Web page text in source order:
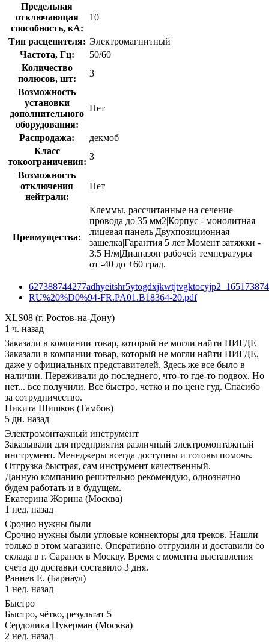
Предельная
отключающая
способность, кA:
10
Тип расцепителя: Электромагнитный
Частота, Гц:
50/60
Количество
полюсов, шт:
3
Возможность
установки
дополнительного
оборудования:
Нет
Распродажа:
декмоб
Класс
токоограничения:
3
Возможность
отключения
нейтрали:
Нет
Преимущества:
Клеммы, рассчитанные на сечение
провода до 35 мм2|Корпус - монолитная
лицевая панель|Двухпозиционная
защелка|Гарантия 5 лет|Момент затяжки -
3.5 Н/м|Диапазон рабочей температуры
от -40 до +60 град.
RU%20%D0%94-FR.PA01.B18364-20.pdf
XLS08 (г. Ростов-на-Дону)
1 ч. назад
Заказали в компании товар, который не могли найти НИГДЕ
Заказали в компании товар, который не могли найти НИГДЕ,
даже у официальных представителей. Здесь же все было в
наличии. Переживали до последнего, что-то где-то подвох. Но
нет... все получили. Все быстро, четко и по цене гуд. Спасибо
за сотрудничество.
Никита Шишков (Тамбов)
5 дн. назад
Электромонтажный инструмент
Заказывали для предприятия различный электромонтажный
инструмент. Менеджеры всегда доступны и готовы помочь.
Отгрузка быстрая, сам инструмент качественный.
Данную компанию решительно рекомендую, однозначно
будем работать и в будущем.
Екатерина Жорина (Москва)
1 нед. назад
Срочно нужны были
Срочно нужны были угловые коннекторы для треков. Нашли
только в этом магазине. Оперативно отгрузили и доставили со
склада в г. Саранск в Москву. Время с момента выставления
счета до доставки составило 3 дня.
Раннев Е. (Барнаул)
1 нед. назад
Быстро
Быстро, чётко, результат 5
Сердолика Цукерман (Москва)
2 нед. назад